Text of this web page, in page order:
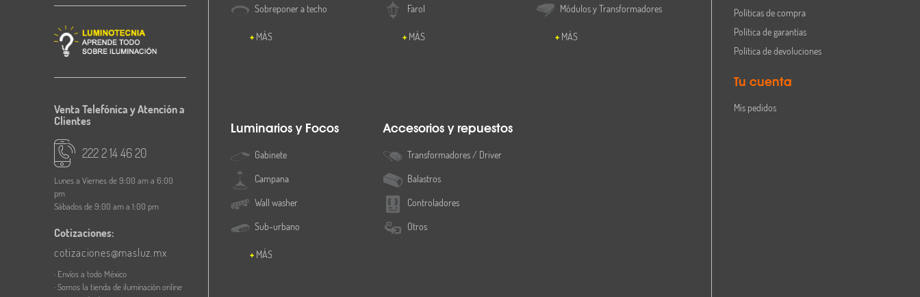
Venta Telefónica y Atención a
Clientes
222 2 14 46 20
Lunes a Viernes de 9:00 am a 6:00
pm
Sábados de 9:00 am a 1:00 pm
Cotizaciones:
cotizaciones@masluz.mx
· Envíos a todo México
· Somos la tienda de iluminación online
Sobreponer a techo
MÁS
Farol
MÁS
Módulos y Transformadores
MÁS
Luminarios y Focos
Gabinete
Campana
Wall washer
Sub-urbano
MÁS
Accesorios y repuestos
Transformadores / Driver
Balastros
Controladores
Otros
Políticas de compra
Política de garantías
Política de devoluciones
Tu cuenta
Mis pedidos